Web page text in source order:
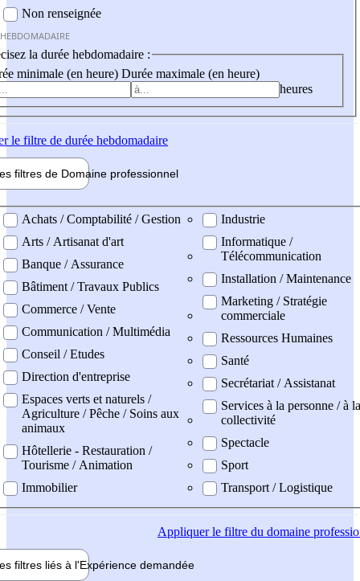
Non renseignée
la durée hebdomadaire :
minimale (en heure) Durée maximale (en heure)
heures
le filtre de durée hebdomadaire
filtres de Domaine professionnel
professionel
Achats / Comptabilité / Gestion
Arts / Artisanat d'art
Banque / Assurance
Bâtiment / Travaux Publics
Commerce / Vente
Communication / Multimédia
Conseil / Etudes
Direction d'entreprise
Espaces verts et naturels /
Agriculture / Pêche / Soins aux
animaux
Hôtellerie - Restauration /
Tourisme / Animation
Immobilier
Industrie
Informatique /
Télécommunication
Installation / Maintenance
Marketing / Stratégie
commerciale
Ressources Humaines
Santé
Secrétariat / Assistanat
Services à la personne / à la
collectivité
Spectacle
Sport
Transport / Logistique
Appliquerle filtre du domaine
filtres liés à l'Expérience demandée